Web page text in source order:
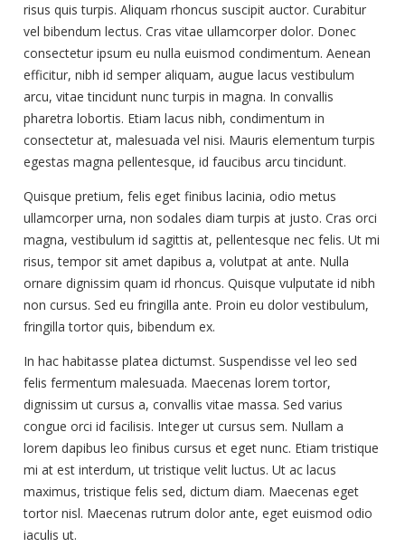
risus quis turpis. Aliquam rhoncus suscipit auctor. Curabitur
vel bibendum lectus. Cras vitae ullamcorper dolor. Donec
consectetur ipsum eu nulla euismod condimentum. Aenean
efficitur, nibh id semper aliquam, augue lacus vestibulum
arcu, vitae tincidunt nunc turpis in magna. In convallis
pharetra lobortis. Etiam lacus nibh, condimentum in
consectetur at, malesuada vel nisi. Mauris elementum turpis
egestas magna pellentesque, id faucibus arcu tincidunt.
Quisque pretium, felis eget finibus lacinia, odio metus
ullamcorper urna, non sodales diam turpis at justo. Cras orci
magna, vestibulum id sagittis at, pellentesque nec felis. Ut mi
risus, tempor sit amet dapibus a, volutpat at ante. Nulla
ornare dignissim quam id rhoncus. Quisque vulputate id nibh
non cursus. Sed eu fringilla ante. Proin eu dolor vestibulum,
fringilla tortor quis, bibendum ex.
In hac habitasse platea dictumst. Suspendisse vel leo sed
felis fermentum malesuada. Maecenas lorem tortor,
dignissim ut cursus a, convallis vitae massa. Sed varius
congue orci id facilisis. Integer ut cursus sem. Nullam a
lorem dapibus leo finibus cursus et eget nunc. Etiam tristique
mi at est interdum, ut tristique velit luctus. Ut ac lacus
maximus, tristique felis sed, dictum diam. Maecenas eget
tortor nisl. Maecenas rutrum dolor ante, eget euismod odio
iaculis ut.